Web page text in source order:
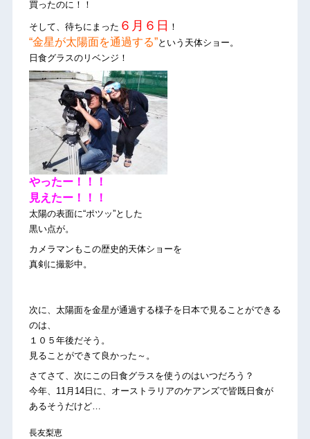
買ったのに！！
そして、待ちにまった ６月６日 ！
“金星が太陽面を通過する”という天体ショー。
日食グラスのリベンジ！
やったー！！！
見えたー！！！
太陽の表面に“ポツッ”とした
黒い点が。
カメラマンもこの歴史的天体ショーを
真剣に撮影中。
次に、太陽面を金星が通過する様子を日本で見ることができる
のは、
１０５年後だそう。
見ることができて良かった～。
さてさて、次にこの日食グラスを使うのはいつだろう？
今年、11月14日に、オーストラリアのケアンズで皆既日食が
あるそうだけど…
長友梨恵